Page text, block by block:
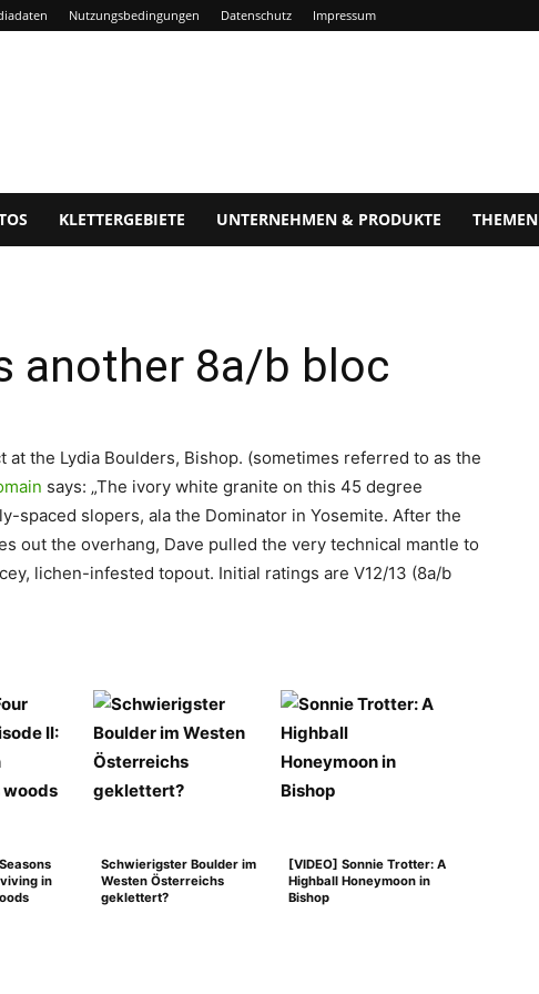
Nutzungsbedingungen Datenschutz Impressum
KLETTERGEBIETE UNTERNEHMEN & PRODUKTE THEMEN
another 8a/b bloc
at the Lydia Boulders, Bishop. (sometimes referred to as the
says: „The ivory white granite on this 45 degree
spaced slopers, ala the Dominator in Yosemite. After the
out the overhang, Dave pulled the very technical mantle to
lichen-infested topout. Initial ratings are V12/13 (8a/b
in
Schwierigster Boulder im
Westen Österreichs
geklettert?
[VIDEO] Sonnie Trotter: A
Highball Honeymoon in
Bishop